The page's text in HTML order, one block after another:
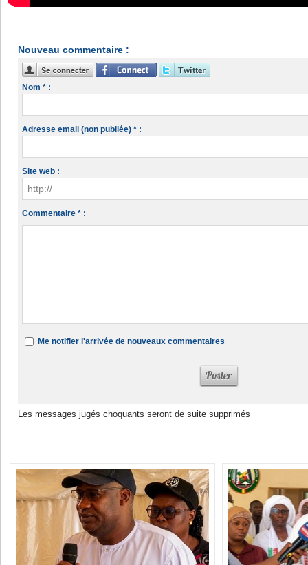
Nouveau commentaire :
Nom * :
Adresse email (non publiée) * :
Site web :
Commentaire * :
Me notifier l'arrivée de nouveaux commentaires
Les messages jugés choquants seront de suite supprimés